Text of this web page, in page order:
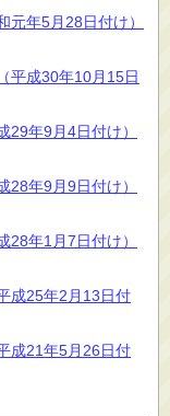
年5月28日付け）
平成30年10月15日
年9月4日付け）
年9月9日付け）
年1月7日付け）
成25年2月13日付
成21年5月26日付